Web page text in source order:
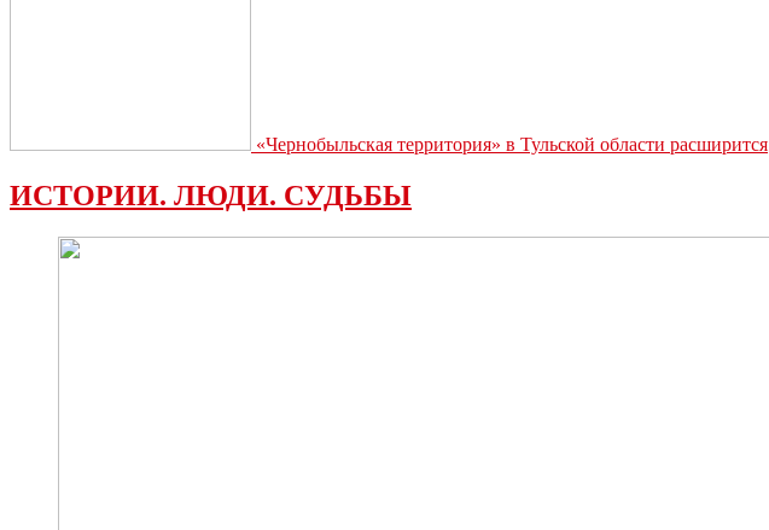
«Чернобыльская территория» в Тульской области расширится
ИСТОРИИ. ЛЮДИ. СУДЬБЫ